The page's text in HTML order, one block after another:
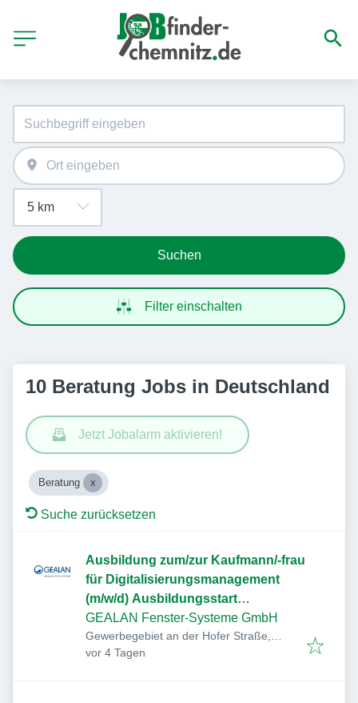
Suchen
Filter einschalten
10 Beratung Jobs in Deutschland
Jetzt Jobalarm aktivieren!
Beratung
Suche zurücksetzen
Ausbildung zum/zur Kaufmann/-frau
für Digitalisierungsmanagement
(m/w/d) Ausbildungsstart
September 2027
GEALAN Fenster-Systeme GmbH
Gewerbegebiet an der Hofer Straße,
Hofer Str. 80, 95145 Oberkotzau,
Veröffentlicht
vor 4 Tagen